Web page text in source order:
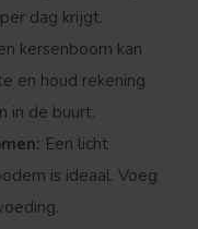
dag krijgt.
kersenboom kan
en houd rekening
in de buurt.
Een licht
is ideaal. Voeg